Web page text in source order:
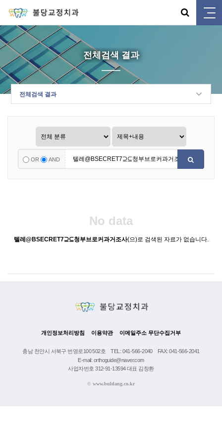
전체검색 결과
전체검색 결과
OR AND
No data
텔레@BSECRET7⊇⊆청부브로커과거조사(으)로 검색된 자료가 없습니다.
개인정보처리방침 이용약관 이메일주소 무단수집거부
충남 천안시 서북구 번영로100 502호 TEL: 041-566-2040
FAX: 041-566-2041
E-mail: orthoguide@naver.com
사업자번호 312-91-13594 대표 김창환
© www.buldang.co.kr